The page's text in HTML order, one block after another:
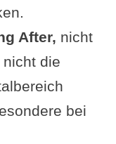
After, nicht
die
bei